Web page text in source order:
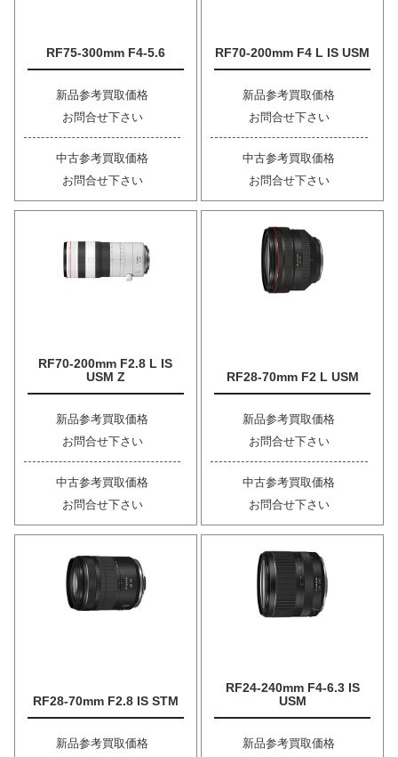
RF75-300mm F4-5.6
新品参考買取価格
お問合せ下さい
中古参考買取価格
お問合せ下さい
RF70-200mm F4 L IS USM
新品参考買取価格
お問合せ下さい
中古参考買取価格
お問合せ下さい
RF70-200mm F2.8 L IS
USM Z
新品参考買取価格
お問合せ下さい
中古参考買取価格
お問合せ下さい
RF28-70mm F2 L USM
新品参考買取価格
お問合せ下さい
中古参考買取価格
お問合せ下さい
RF28-70mm F2.8 IS STM
新品参考買取価格
RF24-240mm F4-6.3 IS
USM
新品参考買取価格